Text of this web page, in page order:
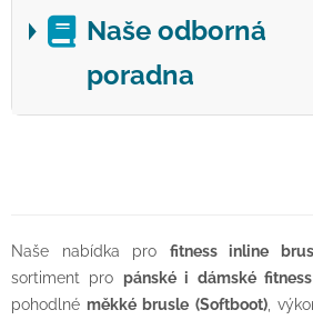
Naše odborná
poradna
Naše nabídka pro fitness inline
sortiment pro pánské i dámské
pohodlnéměkké brusle (Softboot),